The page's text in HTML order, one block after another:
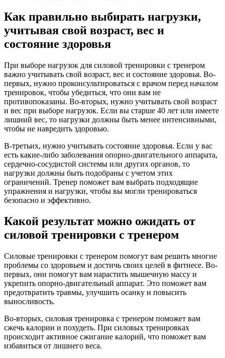
Как правильно выбирать нагрузки,
учитывая свой возраст, вес и
состояние здоровья
При выборе нагрузок для силовой тренировки с тренером
важно учитывать свой возраст, вес и состояние здоровья. Во-
первых, нужно проконсультироваться с врачом перед началом
тренировок, чтобы убедиться, что они вам не
противопоказаны. Во-вторых, нужно учитывать свой возраст
и вес при выборе нагрузок. Если вы старше 40 лет или имеете
лишний вес, то нагрузки должны быть менее интенсивными,
чтобы не навредить здоровью.
В-третьих, нужно учитывать состояние здоровья. Если у вас
есть какие-либо заболевания опорно-двигательного аппарата,
сердечно-сосудистой системы или других органов, то
нагрузки должны быть подобраны с учетом этих
ограничений. Тренер поможет вам выбрать подходящие
упражнения и нагрузки, чтобы вы могли тренироваться
безопасно и эффективно.
Какой результат можно ожидать от
силовой тренировки с тренером
Силовые тренировки с тренером помогут вам решить многие
проблемы со здоровьем и достичь своих целей в фитнесе. Во-
первых, они помогут вам нарастить мышечную массу и
укрепить опорно-двигательный аппарат. Это поможет вам
предотвратить травмы, улучшить осанку и повысить
выносливость.
Во-вторых, силовая тренировка с тренером поможет вам
сжечь калории и похудеть. При силовых тренировках
происходит активное сжигание калорий, что поможет вам
избавиться от лишнего веса.